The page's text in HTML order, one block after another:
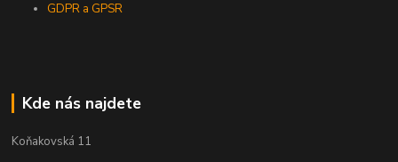
GDPR a GPSR
Kde nás najdete
Koňakovská 11